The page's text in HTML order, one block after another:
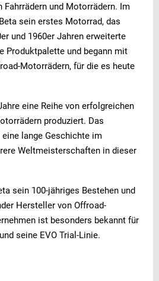
und Motorrädern. Im
sein erstes Motorrad, das
und 1960er Jahren erweiterte
Produktpalette und begann mit
Motorrädern, für die es heute
eine Reihe von erfolgreichen
produziert. Das
lange Geschichte im
Weltmeisterschaften in dieser
sein 100-jähriges Bestehen und
Hersteller von Offroad-
ist besonders bekannt für
seine EVO Trial-Linie.